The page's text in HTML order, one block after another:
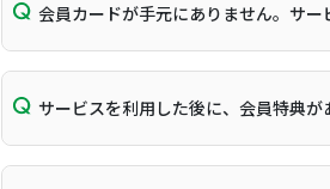
会員カードが手元にありません。サー
サービスを利用した後に、会員特典